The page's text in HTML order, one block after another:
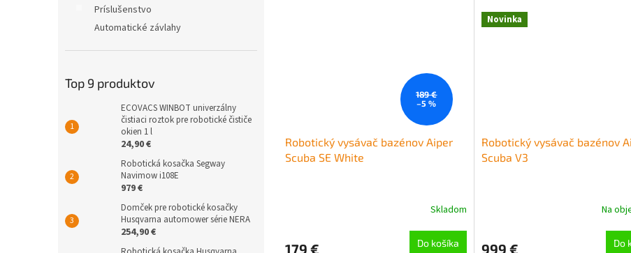
Príslušenstvo
Automatické závlahy
Top 9 produktov
ECOVACS WINBOT univerzálny
čistiaci roztok pre robotické čističe
okien 1 l
24,90 €
Robotická kosačka Segway
Navimow i108E
979 €
Domček pre robotické kosačky
Husqvarna automower série NERA
254,90 €
189 €
–5 %
Robotický vysávač bazénov Aiper
Scuba SE White
Skladom
179 € Do košíka
Novinka
Robotický vysávač bazénov
Scuba V3
Na
999 € Do